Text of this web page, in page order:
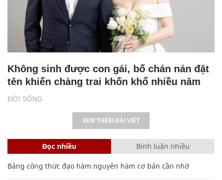
ĐỜI SỐNG
Không sinh được con gái, bố chán nản đặt
tên khiến chàng trai khốn khổ nhiều năm
XEM THÊM BÀI VIẾT
Đọc nhiều Bình luận nhiều
Bảng công thức đạo hàm nguyên hàm cơ bản cần nhớ